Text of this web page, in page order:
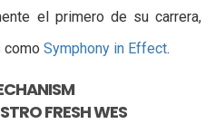
el primero de su carrera,
como Symphony in Effect.
FRESH WES